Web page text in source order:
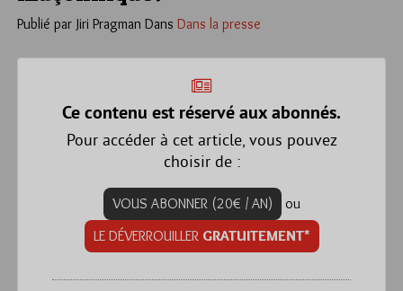
Publié par Jiri Pragman Dans Dans la presse
Ce contenu est réservé aux abonnés.
Pour accéder à cet article, vous pouvez
choisir de :
VOUS ABONNER (20€ / AN)
ou
LE DÉVERROUILLER GRATUITEMENT*